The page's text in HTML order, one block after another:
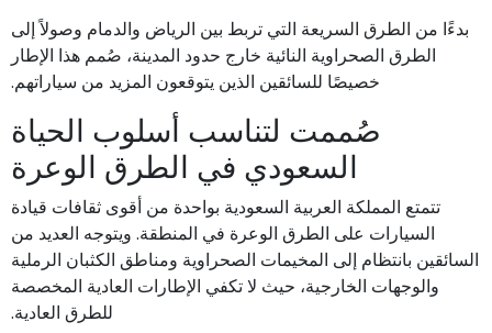
بدءًا من الطرق السريعة التي تربط بين الرياض والدمام وصولاً إلى
الطرق الصحراوية النائية خارج حدود المدينة، صُمم هذا الإطار
خصيصًا للسائقين الذين يتوقعون المزيد من سياراتهم.
صُممت لتناسب أسلوب الحياة
السعودي في الطرق الوعرة
تتمتع المملكة العربية السعودية بواحدة من أقوى ثقافات قيادة
السيارات على الطرق الوعرة في المنطقة. ويتوجه العديد من
السائقين بانتظام إلى المخيمات الصحراوية ومناطق الكثبان الرملية
والوجهات الخارجية، حيث لا تكفي الإطارات العادية المخصصة
للطرق العادية.